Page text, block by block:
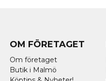
OM FÖRETAGET
Om företaget
Butik i Malmö